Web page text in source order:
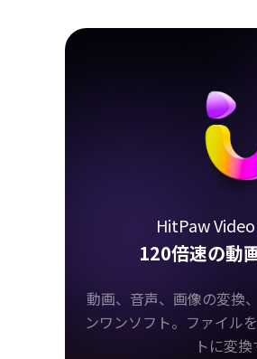
HitPaw
120倍速の動
動画、音声、画像の変換
ンワンソフト。ファイル
トに変換